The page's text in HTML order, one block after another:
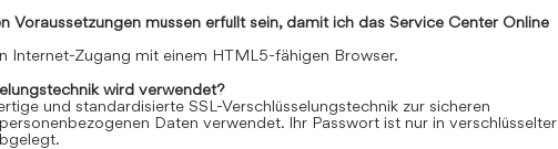
Voraussetzungen müssen erfüllt sein, damit ich das Service Center Online
Internet-Zugang mit einem HTML5-fähigen Browser.
wird verwendet?
und standardisierte SSL-Verschlüsselungstechnik zur sicheren
Daten verwendet. Ihr Passwort ist nur in verschlüsselter